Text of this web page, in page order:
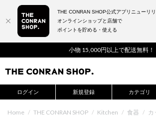
小物 15,000円以上で配送無料！
ログイン 新規登録 カテゴリ
Home / THE CONRAN SHOP / Kitchen / 食器 / カ
THE CONRAN SHOP公式アプリニューリリ
オンラインショップと店舗で
ポイントを貯める・使える